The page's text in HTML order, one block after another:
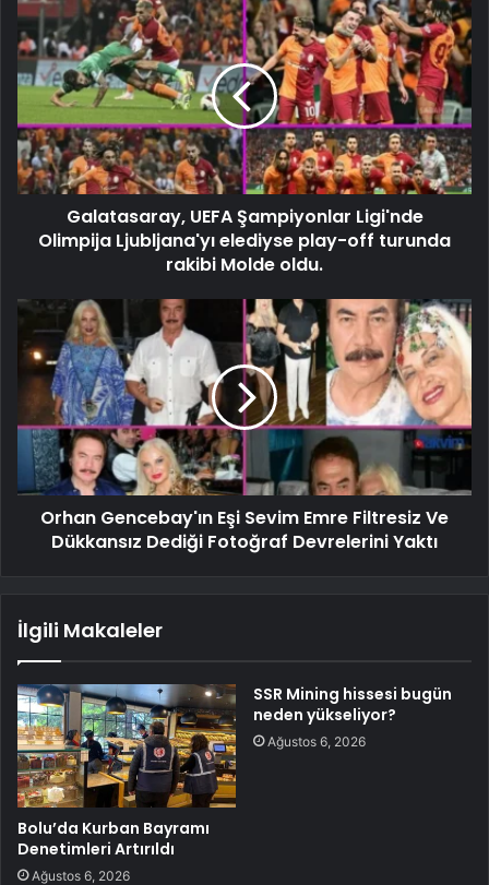
Galatasaray, UEFA Şampiyonlar Ligi'nde
Olimpija Ljubljana'yı elediyse play-off turunda
rakibi Molde oldu.
Orhan Gencebay'ın Eşi Sevim Emre Filtresiz Ve
Dükkansız Dediği Fotoğraf Devrelerini Yaktı
İlgili Makaleler
Bolu’da Kurban Bayramı
Denetimleri Artırıldı
Ağustos 6, 2026
SSR Mining hissesi bugün
neden yükseliyor?
Ağustos 6, 2026